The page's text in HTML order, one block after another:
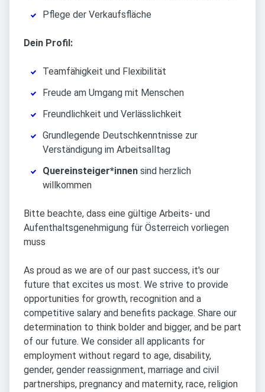
Pflege der Verkaufsfläche
Dein Profil:
Teamfähigkeit und Flexibilität
Freude am Umgang mit Menschen
Freundlichkeit und Verlässlichkeit
Grundlegende Deutschkenntnisse zur
Verständigung im Arbeitsalltag
Quereinsteiger*innen sind herzlich
willkommen
Bitte beachte, dass eine gültige Arbeits- und
Aufenthaltsgenehmigung für Österreich vorliegen
muss
As proud as we are of our past success, it's our
future that excites us most. We strive to provide
opportunities for growth, recognition and a
competitive salary and benefits package. Share our
determination to think bolder and bigger, and be part
of our future. We consider all applicants for
employment without regard to age, disability,
gender, gender reassignment, marriage and civil
partnerships, pregnancy and maternity, race, religion